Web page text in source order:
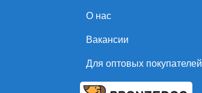
О нас
Вакансии
Для оптовых покупателей